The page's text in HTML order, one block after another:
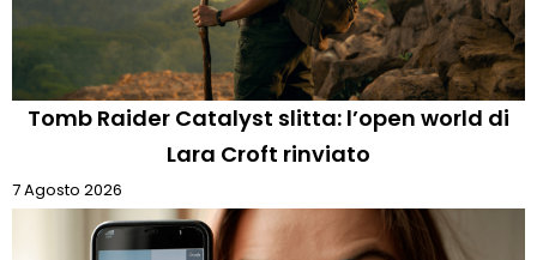
Tomb Raider Catalyst slitta: l’open world di
Lara Croft rinviato
7 Agosto 2026